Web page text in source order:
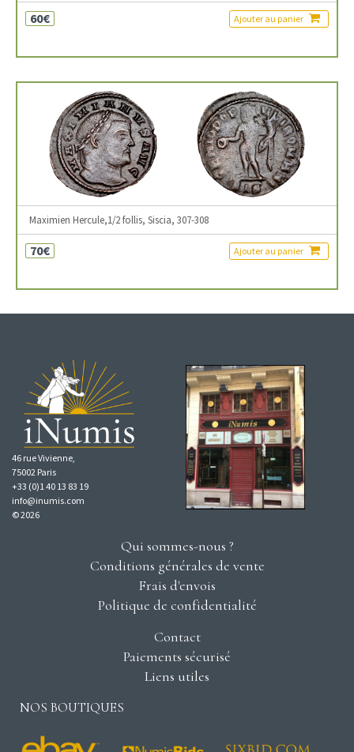
60€ Ajouter au panier
Maximien Hercule,1/2 follis, Siscia, 307-308
70€ Ajouter au panier
46 rue Vivienne,
75002 Paris
+33 (0)1 40 13 83 19
info@inumis.com
© 2026
Qui sommes-nous ?
Conditions générales de vente
Frais d'envois
Politique de confidentialité
Contact
Paiements sécurisé
Liens utiles
NOS BOUTIQUES